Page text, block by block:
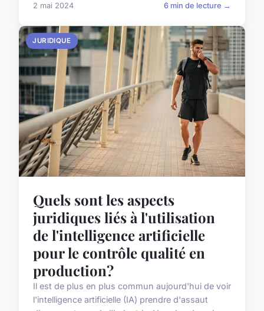
2 mai 2024 6 min de lecture →
JURIDIQUE
Quels sont les aspects
juridiques liés à l'utilisation
de l'intelligence artificielle
pour le contrôle qualité en
production?
Il est de plus en plus commun aujourd'hui de voir
l'intelligence artificielle (IA) prendre d'assaut